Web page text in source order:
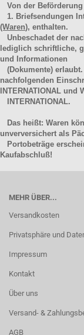
Von der Beförderung
1. Briefsendungen
(Waren), enthalten.
Unbeschadet der
lediglich schriftliche,
und Informationen
(Dokumente)
nachfolgenden
INTERNATIONAL und
INTERNATIONAL.
Das heißt: Waren
unverversichert als
Portobeträge
Kaufabschluß!
MEHR ÜBER...
Versandkosten
Privatsphäre und
Impressum
Kontakt
Über uns
Versand- &
AGB